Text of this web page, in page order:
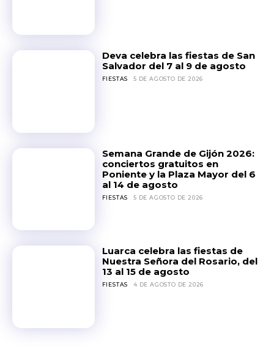
Deva celebra las fiestas de San
Salvador del 7 al 9 de agosto
FIESTAS 5 DE AGOSTO DE 2026
Semana Grande de Gijón 2026:
conciertos gratuitos en
Poniente y la Plaza Mayor del 6
al 14 de agosto
FIESTAS 5 DE AGOSTO DE 2026
Luarca celebra las fiestas de
Nuestra Señora del Rosario, del
13 al 15 de agosto
FIESTAS 4 DE AGOSTO DE 2026